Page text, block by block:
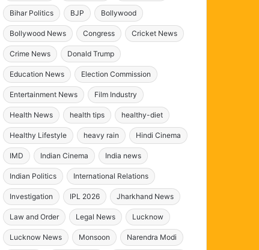
Bihar Politics BJP Bollywood
Bollywood News Congress Cricket News
Crime News Donald Trump
Education News Election Commission
Entertainment News Film Industry
Health News health tips healthy-diet
Healthy Lifestyle heavy rain Hindi Cinema
IMD Indian Cinema India news
Indian Politics International Relations
Investigation IPL 2026 Jharkhand News
Law and Order Legal News Lucknow
Lucknow News Monsoon Narendra Modi